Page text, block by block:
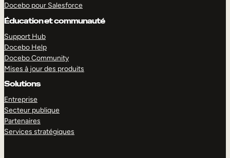
Docebo pour Salesforce
Éducation et communauté
Support Hub
Docebo Help
Docebo Community
Mises à jour des produits
Solutions
Entreprise
Secteur publique
Partenaires
Services stratégiques